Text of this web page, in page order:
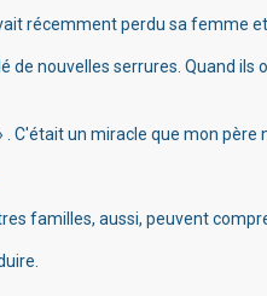
récemment perdu sa femme
de nouvelles serrures. Quand ils
C'était un miracle que mon père
familles, aussi, peuvent